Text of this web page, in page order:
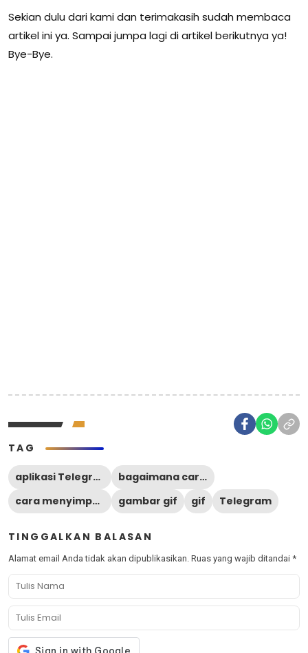
Sekian dulu dari kami dan terimakasih sudah membaca
artikel ini ya. Sampai jumpa lagi di artikel berikutnya ya!
Bye-Bye.
TAG
aplikasi Telegram
bagaimana cara menyimpan gif telegram ke galeri
cara menyimpan gif telegram ke galeri
gambar gif gif Telegram
TINGGALKAN BALASAN
Alamat email Anda tidak akan dipublikasikan. Ruas yang wajib ditandai *